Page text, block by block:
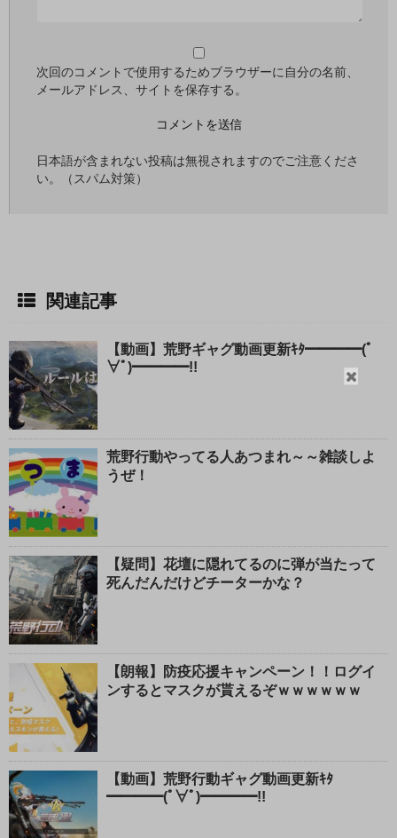
閉
次回のコメントで使用するためブラウザーに自分の名前、
メールアドレス、サイトを保存する。
日本語が含まれない投稿は無視されますのでご注意くださ
い。（スパム対策）
関連記事
【動画】荒野ギャグ動画更新ｷﾀ━━━━(ﾟ
∀ﾟ)━━━━!!
荒野行動やってる人あつまれ～～雑談しよ
うぜ！
【疑問】花壇に隠れてるのに弾が当たって
死んだんだけどチーターかな？
【朗報】防疫応援キャンペーン！！ログイ
ンするとマスクが貰えるぞｗｗｗｗｗｗ
【動画】荒野行動ギャグ動画更新ｷﾀ
━━━━(ﾟ∀ﾟ)━━━━!!